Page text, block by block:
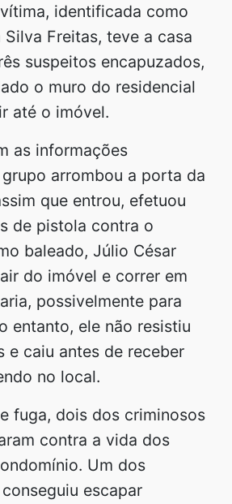
identificada como
Freitas, teve a casa
suspeitos encapuzados,
o muro do residencial
até o imóvel.
as informações
arrombou a porta da
que entrou, efetuou
de pistola contra o
baleado, Júlio César
do imóvel e correr em
possivelmente para
entanto, ele não resistiu
e caiu antes de receber
no local.
fuga, dois dos criminosos
contra a vida dos
Um dos
escapar